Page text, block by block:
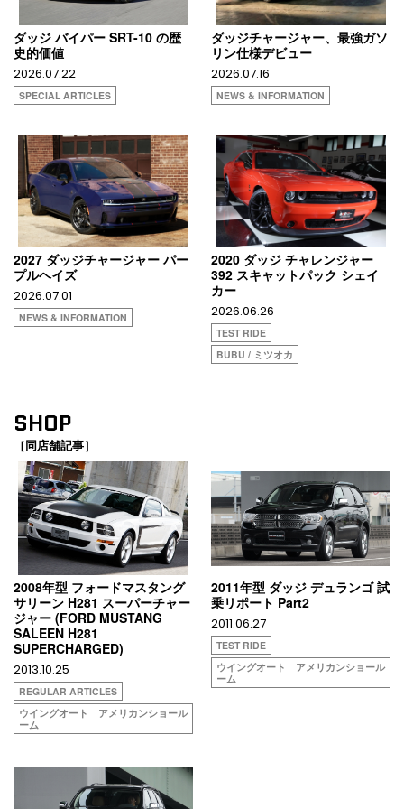
ダッジ バイパー SRT-10 の歴
史的価値
2026.07.22
SPECIAL ARTICLES
ダッジチャージャー、最強ガソ
リン仕様デビュー
2026.07.16
NEWS & INFORMATION
2027 ダッジチャージャー パー
プルヘイズ
2026.07.01
NEWS & INFORMATION
2020 ダッジ チャレンジャー
392 スキャットパック シェイ
カー
2026.06.26
TEST RIDE
BUBU / ミツオカ
SHOP
［同店舗記事］
2008年型 フォードマスタング
サリーン H281 スーパーチャー
ジャー (FORD MUSTANG
SALEEN H281
SUPERCHARGED)
2013.10.25
REGULAR ARTICLES
ウイングオート アメリカンショール
ーム
2011年型 ダッジ デュランゴ 試
乗リポート Part2
2011.06.27
TEST RIDE
ウイングオート アメリカンショール
ーム